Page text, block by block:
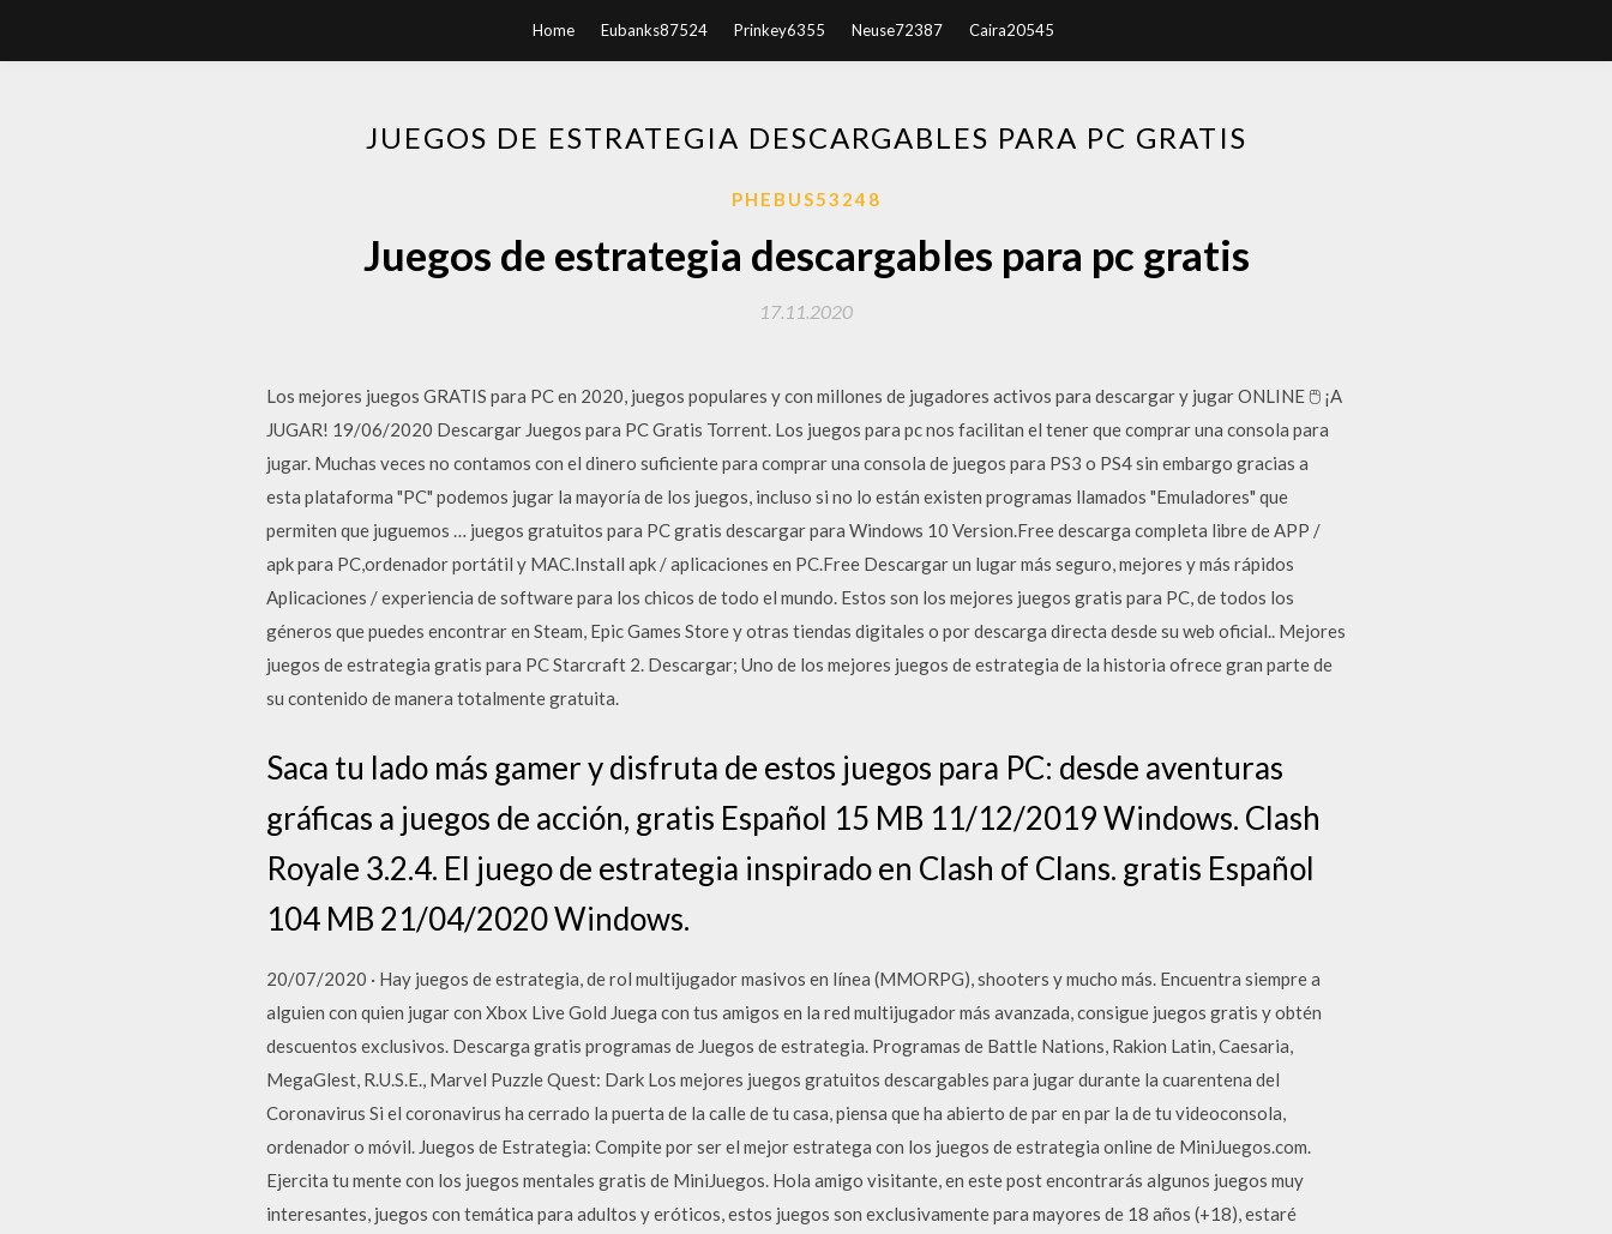
Home Eubanks87524 Prinkey6355 Neuse72387 Caira20545
JUEGOS DE ESTRATEGIA DESCARGABLES PARA PC GRATIS
PHEBUS53248
Juegos de estrategia descargables para pc gratis
17.11.2020
Los mejores juegos GRATIS para PC en 2020, juegos populares y con millones de jugadores activos para descargar y jugar ONLINE 🖱️ ¡A
JUGAR! 19/06/2020 Descargar Juegos para PC Gratis Torrent. Los juegos para pc nos facilitan el tener que comprar una consola para
jugar. Muchas veces no contamos con el dinero suficiente para comprar una consola de juegos para PS3 o PS4 sin embargo gracias a
esta plataforma "PC" podemos jugar la mayoría de los juegos, incluso si no lo están existen programas llamados "Emuladores" que
permiten que juguemos … juegos gratuitos para PC gratis descargar para Windows 10 Version.Free descarga completa libre de APP /
apk para PC,ordenador portátil y MAC.Install apk / aplicaciones en PC.Free Descargar un lugar más seguro, mejores y más rápidos
Aplicaciones / experiencia de software para los chicos de todo el mundo. Estos son los mejores juegos gratis para PC, de todos los
géneros que puedes encontrar en Steam, Epic Games Store y otras tiendas digitales o por descarga directa desde su web oficial.. Mejores
juegos de estrategia gratis para PC Starcraft 2. Descargar; Uno de los mejores juegos de estrategia de la historia ofrece gran parte de
su contenido de manera totalmente gratuita.
Saca tu lado más gamer y disfruta de estos juegos para PC: desde aventuras
gráficas a juegos de acción, gratis Español 15 MB 11/12/2019 Windows. Clash
Royale 3.2.4. El juego de estrategia inspirado en Clash of Clans. gratis Español
104 MB 21/04/2020 Windows.
20/07/2020 · Hay juegos de estrategia, de rol multijugador masivos en línea (MMORPG), shooters y mucho más. Encuentra siempre a
alguien con quien jugar con Xbox Live Gold Juega con tus amigos en la red multijugador más avanzada, consigue juegos gratis y obtén
descuentos exclusivos. Descarga gratis programas de Juegos de estrategia. Programas de Battle Nations, Rakion Latin, Caesaria,
MegaGlest, R.U.S.E., Marvel Puzzle Quest: Dark Los mejores juegos gratuitos descargables para jugar durante la cuarentena del
Coronavirus Si el coronavirus ha cerrado la puerta de la calle de tu casa, piensa que ha abierto de par en par la de tu videoconsola,
ordenador o móvil. Juegos de Estrategia: Compite por ser el mejor estratega con los juegos de estrategia online de MiniJuegos.com.
Ejercita tu mente con los juegos mentales gratis de MiniJuegos. Hola amigo visitante, en este post encontrarás algunos juegos muy
interesantes, juegos con temática para adultos y eróticos, estos juegos son exclusivamente para mayores de 18 años (+18), estaré